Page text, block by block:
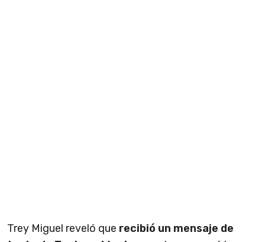
Trey Miguel reveló que recibió un mensaje de